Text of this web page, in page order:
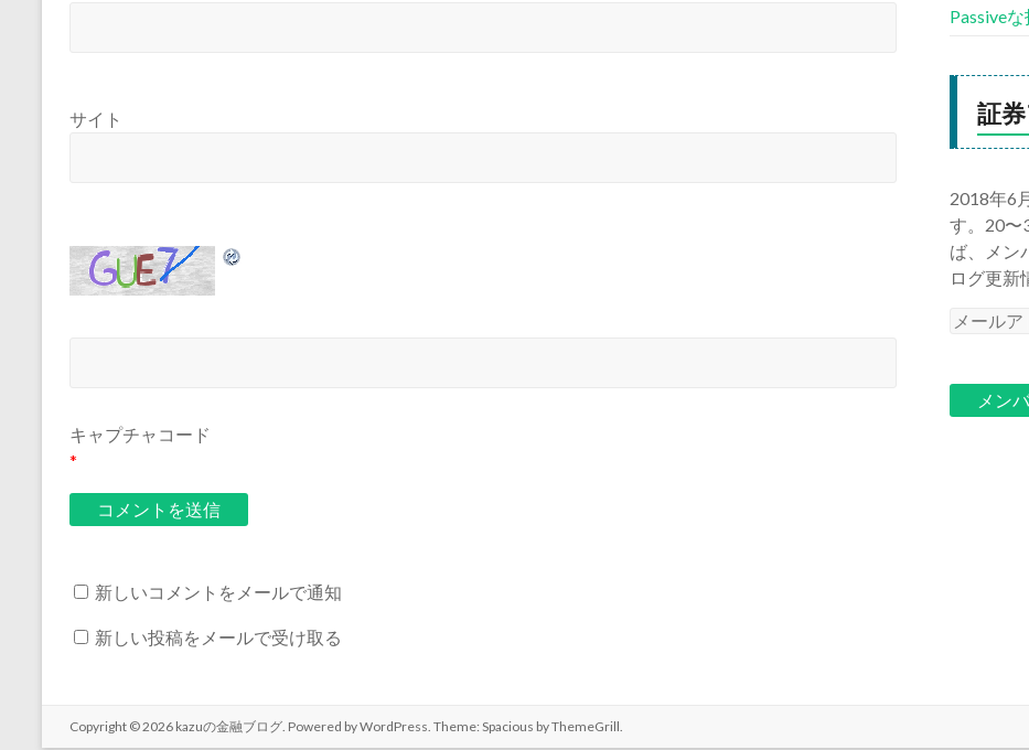
サイト
キャプチャコード
*
新しいコメントをメールで通知
新しい投稿をメールで受け取る
Passive
証
2018年6
す。20〜
ば、メン
ログ更新
メ
Copyright © 2026 kazuの金融ブログ . Powered byWordPress . Theme: Spacious byThemeGrill